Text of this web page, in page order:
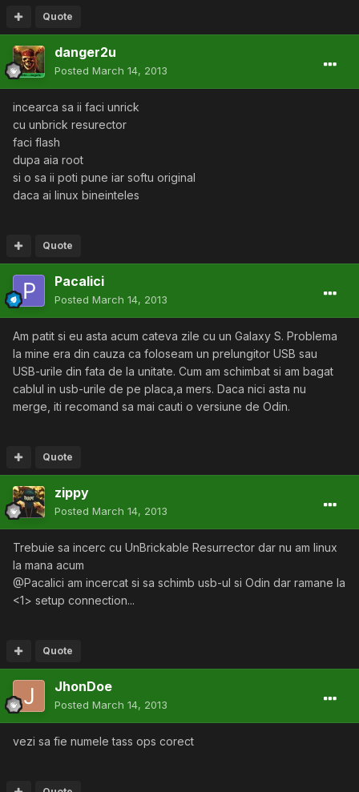
Quote
danger2u
Posted March 14, 2013
incearca sa ii faci unrick
cu unbrick resurector
faci flash
dupa aia root
si o sa ii poti pune iar softu original
daca ai linux bineinteles
Quote
Pacalici
Posted March 14, 2013
Am patit si eu asta acum cateva zile cu un Galaxy S. Problema
la mine era din cauza ca foloseam un prelungitor USB sau
USB-urile din fata de la unitate. Cum am schimbat si am bagat
cablul in usb-urile de pe placa,a mers. Daca nici asta nu
merge, iti recomand sa mai cauti o versiune de Odin.
Quote
zippy
Posted March 14, 2013
Trebuie sa incerc cu UnBrickable Resurrector dar nu am linux
la mana acum
@Pacalici am incercat si sa schimb usb-ul si Odin dar ramane la
<1> setup connection...
Quote
JhonDoe
Posted March 14, 2013
vezi sa fie numele tass ops corect